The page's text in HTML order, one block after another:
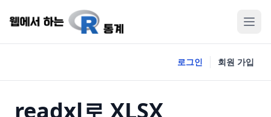
로그인 회원 가입
readxl로 XLSX